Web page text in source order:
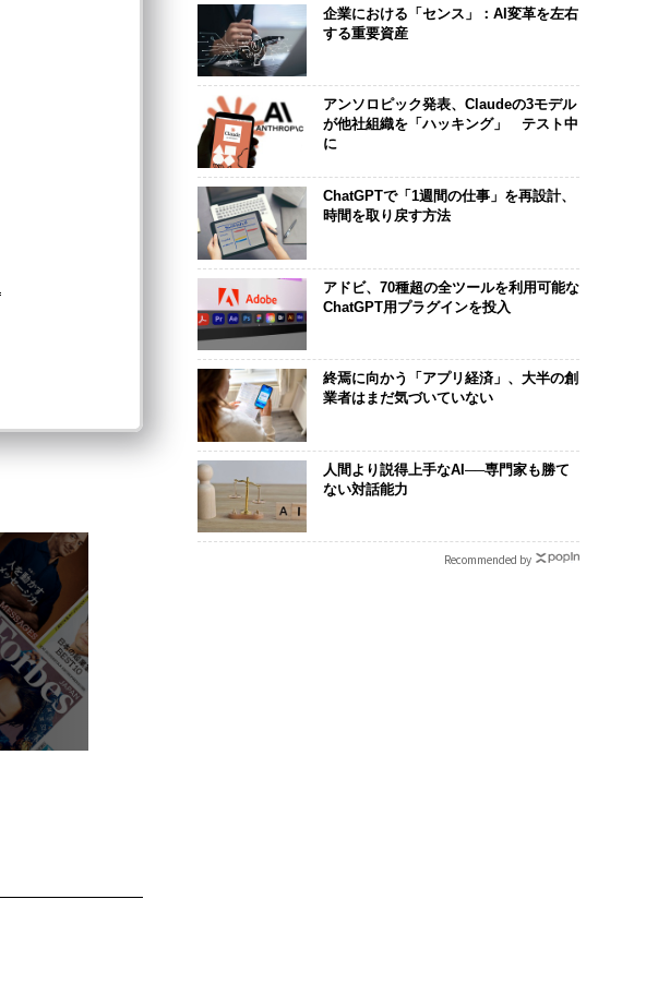
企業における「センス」：AI変革を左右
する重要資産
アンソロピック発表、Claudeの3モデル
が他社組織を「ハッキング」 テスト中
に
ChatGPTで「1週間の仕事」を再設計、
時間を取り戻す方法
アドビ、70種超の全ツールを利用可能な
ChatGPT用プラグインを投入
終焉に向かう「アプリ経済」、大半の創
業者はまだ気づいていない
人間より説得上手なAI──専門家も勝て
ない対話能力
Recommended by